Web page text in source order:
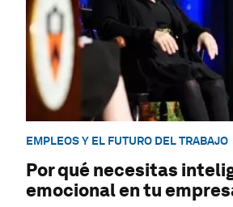
EMPLEOS Y EL FUTURO DEL TRABAJO
Por qué necesitas
emocional en tu